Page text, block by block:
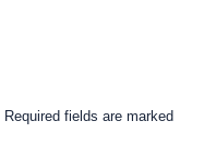
Required fields are marked